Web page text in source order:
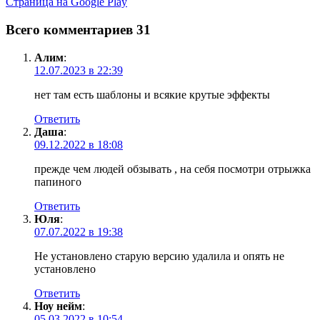
Всего комментариев 31
Алим:
12.07.2023 в 22:39
нет там есть шаблоны и всякие крутые эффекты
Ответить
Даша:
09.12.2022 в 18:08
прежде чем людей обзывать , на себя посмотри отрыжка
папиного
Ответить
Юля:
07.07.2022 в 19:38
Не установлено старую версию удалила и опять не
установлено
Ответить
Ноу нейм: